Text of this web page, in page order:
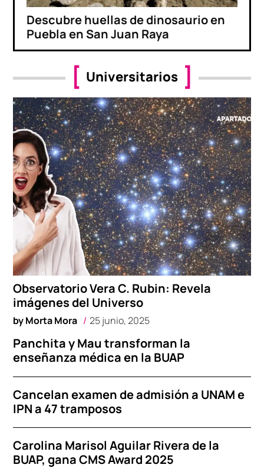
Descubre huellas de dinosaurio en
Puebla en San Juan Raya
Universitarios
Observatorio Vera C. Rubin: Revela
imágenes del Universo
byMorta Mora 25 junio, 2025
Panchita y Mau transforman la
enseñanza médica en la BUAP
Cancelan examen de admisión a UNAM e
IPN a 47 tramposos
Carolina Marisol Aguilar Rivera de la
BUAP, gana CMS Award 2025